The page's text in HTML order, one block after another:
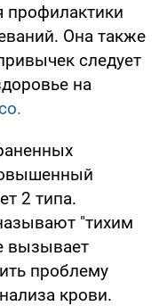
профилактики
Она также
следует
на
2 типа.
"тихим
вызывает
проблему
крови.